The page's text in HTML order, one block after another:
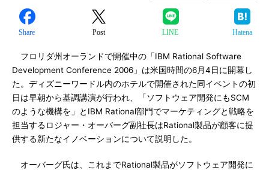
Share Post LINE Hatena
フロリダ州オーランドで開催中の「IBM Rational Software
Development Conference 2006」は米国時間の6月4日に開幕し
た。ディズニーワードル内のホテルで開催された同イベントの初
日は早朝から基調講演が行われ、「ソフトウェア開発にもSCM
のような機構を」とIBM Rational部門でマーケティングと戦略を
担当するロジャー・オーバーグ副社長はRational製品が顧客に提
供する新たなイノベーションについて説明した。
オーバーグ氏は、これまでRational製品がソフトウェア開発に